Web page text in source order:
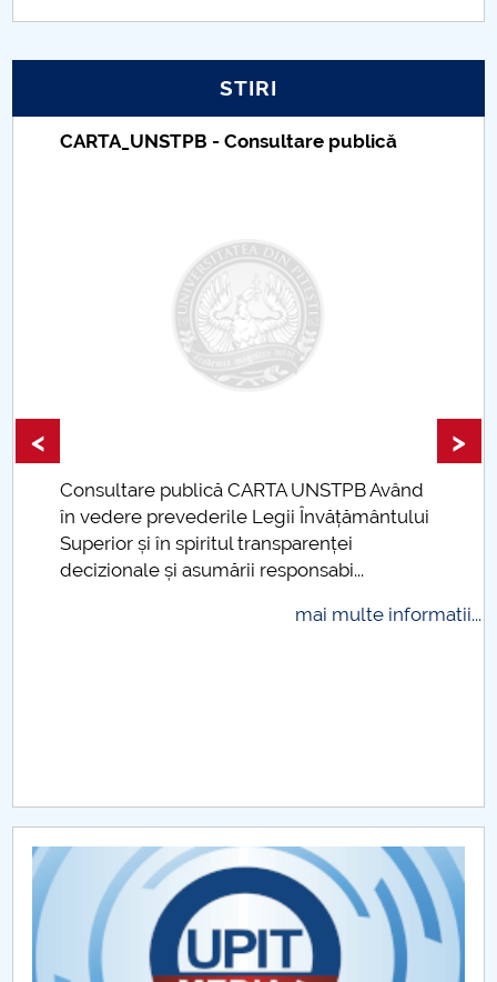
Proiect SU-ETIC
UNIVERSITATE pentru comunitate
IOSUD/CSUD-Doctorate
Comisie de etica unversitară
Evenimente CUP
Accesibilitate pentru studenții cu dizabilități
Raportul Conducerii Centrului Universitar Pitești
privind implementarea Planului Operațional 2020-
CAR2026
MENIU CANTINA
Sesiunea Științifică Ștudențească
STIRI
CARTA_UNSTPB - Consultare publică
Consultare publică CARTA UNSTPB Având
în vedere prevederile Legii Învățământului
Superior și în spiritul transparenței
decizionale și asumării responsabi...
mai multe informatii...
< >